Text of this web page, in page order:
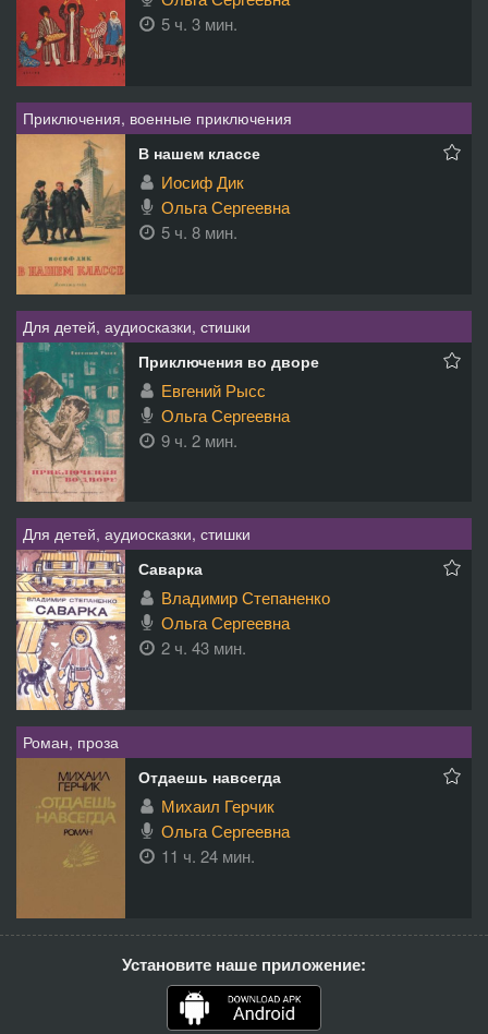
5 ч. 3 мин.
Приключения, военные приключения
В нашем классе
Иосиф Дик
Ольга Сергеевна
5 ч. 8 мин.
Для детей, аудиосказки, стишки
Приключения во дворе
Евгений Рысс
Ольга Сергеевна
9 ч. 2 мин.
Для детей, аудиосказки, стишки
Саварка
Владимир Степаненко
Ольга Сергеевна
2 ч. 43 мин.
Роман, проза
Отдаешь навсегда
Михаил Герчик
Ольга Сергеевна
11 ч. 24 мин.
Установите наше приложение: